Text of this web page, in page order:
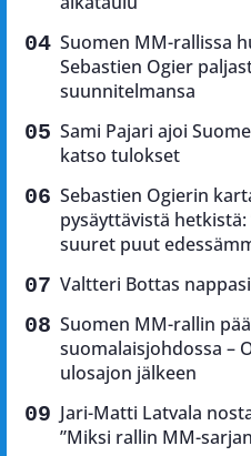
Suomen MM-rallissa
Sebastien Ogier
suunnitelmansa
Sami Pajari ajoi
katso tulokset
Sebastien Ogierin
pysäyttävistä
suuret puut
Valtteri Bottas
Suomen MM-rallin
suomalaisjohdossa –
ulosajon jälkeen
Jari-Matti Latvala
”Miksi rallin MM-